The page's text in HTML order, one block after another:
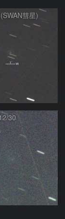
彗星)
30